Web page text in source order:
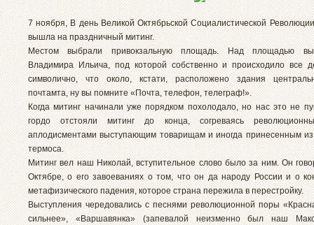
7 ноября, В день Великой Октябрьской Социалистической
вышла на праздничный митинг.
Местом выбрали привокзальную площадь. Над площадью
Владимира Ильича, под которой собственно и происходило все
символично, что около, кстати, расположено здания
почтамта, ну вы помните «Почта, телефон, телеграф!».
Когда митинг начинали уже порядком похолодало, но нас это не
гордо отстояли митинг до конца, согреваясь
аплодисментами выступающим товарищам и иногда принесенным
термоса.
Митинг вел наш Николай, вступительное слово было за ним. Он
Октябре, о его завоеваниях о том, что он да народу России и о
метафизического падения, которое страна пережила в перестройку.
Выступления чередовались с песнями революционной поры
сильнее», «Варшавянка» (запевалой неизменно был наш